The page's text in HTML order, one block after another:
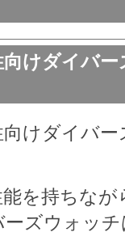
けダイバ
けダイバ
能を持ちな
ズウォッ